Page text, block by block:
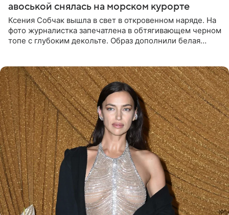
авоськой снялась на морском курорте
Ксения Собчак вышла в свет в откровенном наряде. На
фото журналистка запечатлена в обтягивающем черном
топе с глубоким декольте. Образ дополнили белая